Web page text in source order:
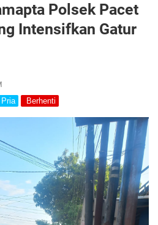
Polsek Pacet
Intensifkan Gatur
Berhenti